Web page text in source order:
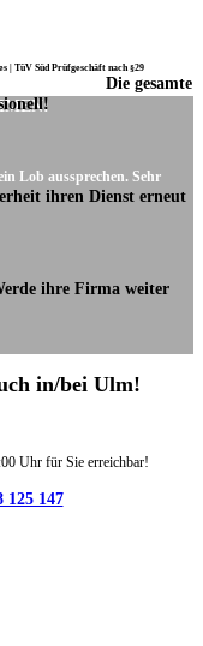
| TüV Süd Prüfgeschäft nach §29
Die gesamte
Lob aussprechen. Sehr
ihren Dienst erneut
ihre Firma weiter
in/bei Ulm!
Uhr für Sie erreichbar!
125 147